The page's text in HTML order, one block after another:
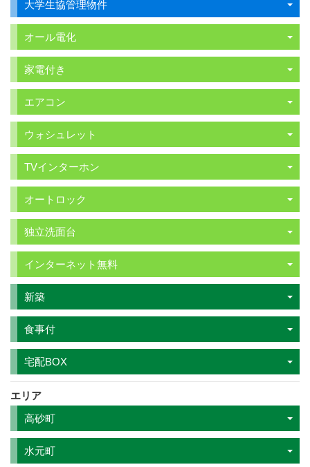
大学生協管理物件
オール電化
家電付き
エアコン
ウォシュレット
TVインターホン
オートロック
独立洗面台
インターネット無料
新築
食事付
宅配BOX
エリア
高砂町
水元町